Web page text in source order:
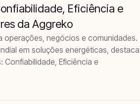
Eficiência e
da Aggreko
operações, negócios e comunidades.
em soluções energéticas,
Confiabilidade, Eficiência e